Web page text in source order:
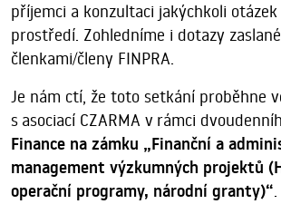
příjemci a konzultaci jakýchkoli
prostředí. Zohledníme i dotazy
členkami/členy FINPRA.
Je nám ctí, že toto setkání proběhne
s asociací CZARMA v rámci
Finance na zámku „Finanční a
management výzkumných projektů
operační programy, národní granty)“.